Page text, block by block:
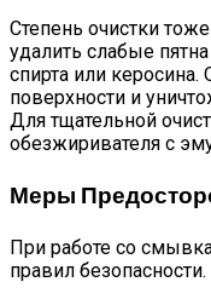
Степень очистки
удалить слабые
спирта или
поверхности и
Для тщательной
обезжиривателя с
Меры
При работе со
правил безопасности.